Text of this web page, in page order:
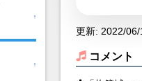
↑
↑
更新: 2022/06/
コメント